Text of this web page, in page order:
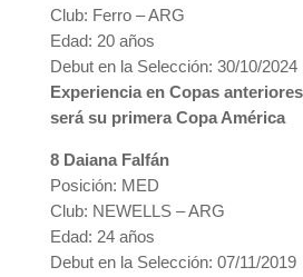
Club: Ferro – ARG
Edad: 20 años
Debut en la Selección: 30/10/2024
Experiencia en Copas
será su primera Copa América
8 Daiana Falfán
Posición: MED
Club: NEWELLS – ARG
Edad: 24 años
Debut en la Selección: 07/11/2019